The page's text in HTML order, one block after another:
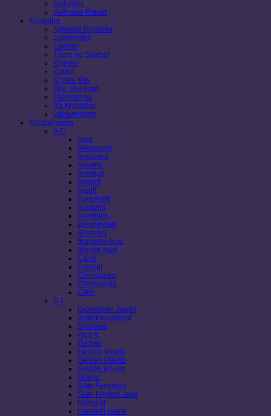
Duft voks
Duft voks Prøver
Krystaller
Nyheder krystaller
Lommesten
Lamper
Tårne og Spidser
Klynger
Kugler
Krystal Kits
One Of A Kind
Palmstones
Rå Krystaller
Udskæringer
Krystalindeks
A-C
Agat
Akvamarin
Amazonit
Ametrin
Ametyst
Angelit
Apatit
Apophyllit
Aragonit
Aventurin
Bjergkrystal
Blodsten
Blomster Agat
Blonde agat
Calcit
Celestit
Chrysopras
Chrysocolla
Citrin
D-I
Dalmatiner Jaspis
Drømmeametyst
Dioptase
Fluorit
Fuchsit
Fantom Kvarts
Garden Quartz
Golden Healer
Granat
Grøn Aventurin
Grøn Nephrit Jade
Hæmatit
Hæmatit kvarts